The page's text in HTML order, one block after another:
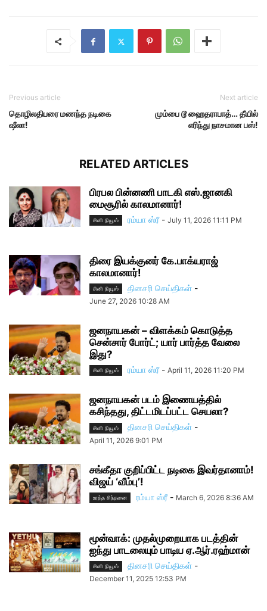
Previous article
தொழிலதிபரை மணந்த நடிகை
ஷீலா!
Next article
மும்பை டூ ஹைதராபாத்… தீயில்
எரிந்து நாசமான பஸ்!
RELATED ARTICLES
பிரபல பின்னணி பாடகி எஸ்.ஜானகி
மைசூரில் காலமானார்!
சினி நியூஸ் ரம்யா ஸ்ரீ - July 11, 2026 11:11 PM
திரை இயக்குனர் கே.பாக்யராஜ்
காலமானார்!
சினி நியூஸ் தினசரி செய்திகள் -
June 27, 2026 10:28 AM
ஜனநாயகன் – விளக்கம் கொடுத்த
சென்சார் போர்ட்; யார் பார்த்த வேலை
இது?
சினி நியூஸ் ரம்யா ஸ்ரீ - April 11, 2026 11:20 PM
ஜனநாயகன் படம் இணையத்தில்
கசிந்தது, திட்டமிடப்பட்ட செயலா?
சினி நியூஸ் தினசரி செய்திகள் -
April 11, 2026 9:01 PM
சங்கீதா குறிப்பிட்ட நடிகை இவர்தானாம்!
விஜய் ‘வீம்பு’!
உரத்த சிந்தனை ரம்யா ஸ்ரீ - March 6, 2026 8:36 AM
மூன்வாக்: முதல்முறையாக படத்தின்
ஐந்து பாடலையும் பாடிய ஏ.ஆர்.ரஹ்மான்
சினி நியூஸ் தினசரி செய்திகள் -
December 11, 2025 12:53 PM